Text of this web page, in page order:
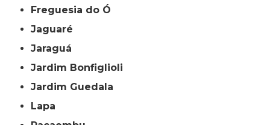
Freguesia do Ó
Jaguaré
Jaraguá
Jardim Bonfiglioli
Jardim Guedala
Lapa